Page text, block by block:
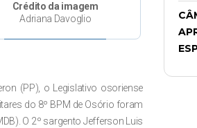
Crédito da imagem
Adriana Davoglio
(PP), o Legislativo osoriense
do 8º BPM de Osório foram
O 2º sargento Jefferson Luis